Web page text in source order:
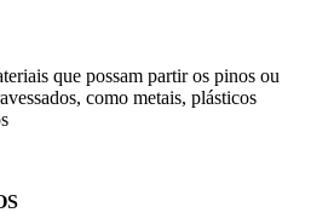
que possam partir os pinos ou
como metais, plásticos